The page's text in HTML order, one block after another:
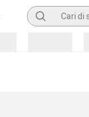
Pencarian